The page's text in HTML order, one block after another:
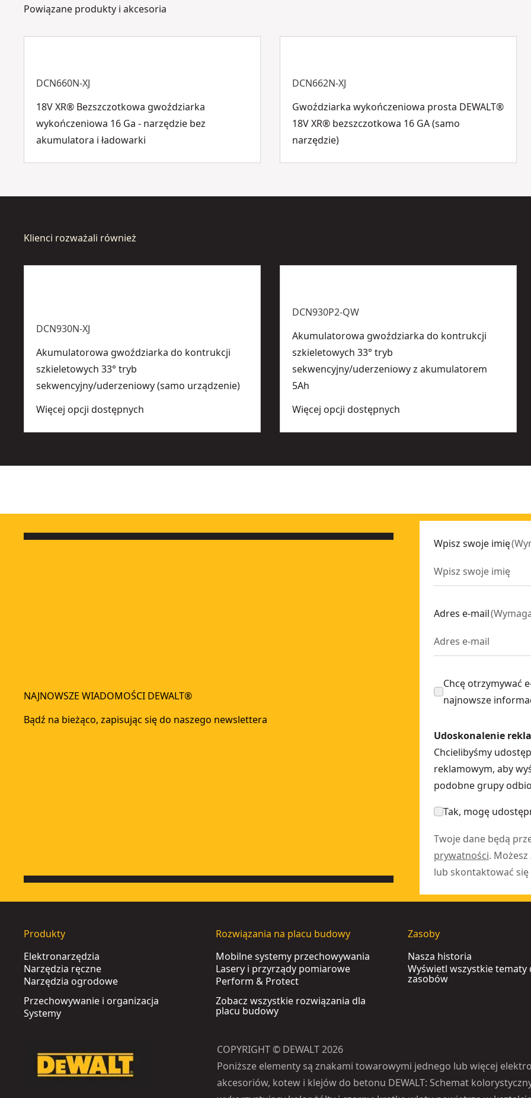
Powiązane produkty i akcesoria
DCN660N-XJ
18V XR® Bezszczotkowa gwoździarka
wykończeniowa 16 Ga - narzędzie bez
akumulatora i ładowarki
DCN662N-XJ
Gwoździarka wykończeniowa prosta DEWALT®
18V XR® bezszczotkowa 16 GA (samo
narzędzie)
Klienci rozważali również
DCN930N-XJ
Akumulatorowa gwoździarka do kontrukcji
szkieletowych 33° tryb
sekwencyjny/uderzeniowy (samo urządzenie)
Więcej opcji dostępnych
DCN930P2-QW
Akumulatorowa gwoździarka do kontrukcji
szkieletowych 33° tryb
sekwencyjny/uderzeniowy z akumulatorem
5Ah
Więcej opcji dostępnych
NAJNOWSZE WIADOMOŚCI DEWALT®
Bądź na bieżąco, zapisując się do naszego newslettera
Wpisz swoje imię(
Adres e-mail(
Chcę otrzymywać
najnowsze
Udoskonalenie
Chcielibyśmy
reklamowym, aby
podobne grupy
Tak, mogę
Twoje dane będą
prywatności.
lub skontaktować się
Produkty
Elektronarzędzia
Narzędzia ręczne
Narzędzia ogrodowe
Przechowywanie i organizacja
Systemy
Rozwiązania na placu budowy
Mobilne systemy przechowywania
Lasery i przyrządy pomiarowe
Perform & Protect
Zobacz wszystkie rozwiązania dla
placu budowy
Zasoby
Nasza historia
Wyświetl wszystkie tematy
zasobów
COPYRIGHT © DEWALT 2026
Poniższe elementy są znakami towarowymi jednego lub więcej
akcesoriów, kotew i klejów do betonu DEWALT: Schemat